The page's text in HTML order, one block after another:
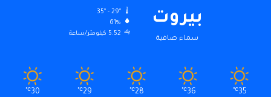
بيروت
سماء صافية
35º - 29º
61%
5.52 كيلومتر/ساعة
35
℃
36
℃
28
℃
29
℃
30
℃